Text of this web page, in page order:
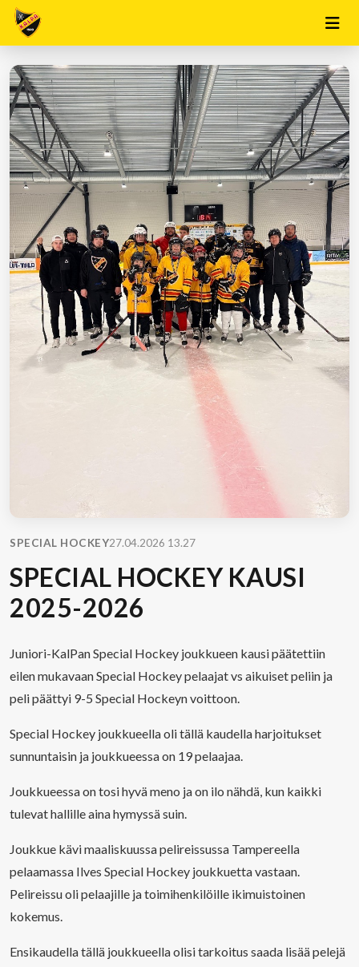
SPECIAL HOCKEY27.04.2026 13.27
SPECIAL HOCKEY KAUSI
2025-2026
Juniori-KalPan Special Hockey joukkueen kausi päätettiin
eilen mukavaan Special Hockey pelaajat vs aikuiset peliin ja
peli päättyi 9-5 Special Hockeyn voittoon.
Special Hockey joukkueella oli tällä kaudella harjoitukset
sunnuntaisin ja joukkueessa on 19 pelaajaa.
Joukkueessa on tosi hyvä meno ja on ilo nähdä, kun kaikki
tulevat hallille aina hymyssä suin.
Joukkue kävi maaliskuussa pelireissussa Tampereella
pelaamassa Ilves Special Hockey joukkuetta vastaan.
Pelireissu oli pelaajille ja toimihenkilöille ikimuistoinen
kokemus.
Ensikaudella tällä joukkueella olisi tarkoitus saada lisää pelejä